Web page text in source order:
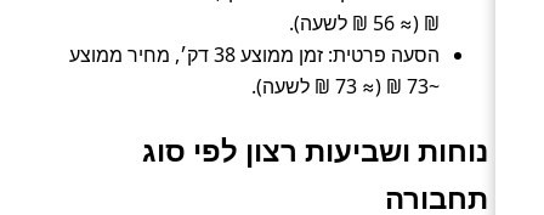
₪ (≈ 56 ₪ לשעה).
הסעה פרטית: זמן ממוצע 38 דק׳, מחיר ממוצע
~73 ₪ (≈ 73 ₪ לשעה).
נוחות ושביעות רצון לפי סוג
תחבורה